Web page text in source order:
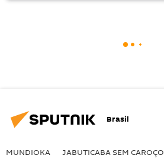
Brasil
MUNDIOKA JABUTICABA SEM CAROÇO